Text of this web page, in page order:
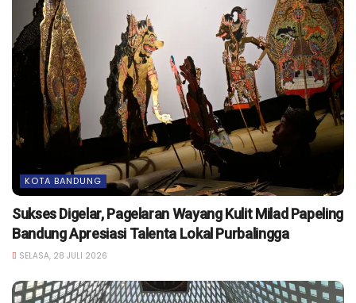
KOTA BANDUNG
Sukses Digelar, Pagelaran Wayang Kulit Milad Papeling
Bandung Apresiasi Talenta Lokal Purbalingga
SELASA, 28 JULI 2026